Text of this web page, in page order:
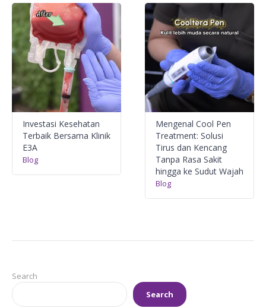
Investasi Kesehatan
Terbaik Bersama Klinik
E3A
Blog
Mengenal Cool Pen
Treatment: Solusi
Tirus dan Kencang
Tanpa Rasa Sakit
hingga ke Sudut Wajah
Blog
Search
Search